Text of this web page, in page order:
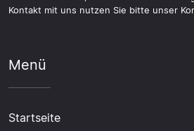
Kontakt mit uns nutzen Sie bitte unser
Menü
Startseite